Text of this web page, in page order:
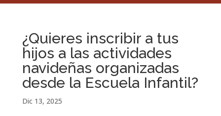
¿Quieres inscribir a tus
hijos a las actividades
navideñas organizadas
desde la Escuela Infantil?
Dic 13, 2025